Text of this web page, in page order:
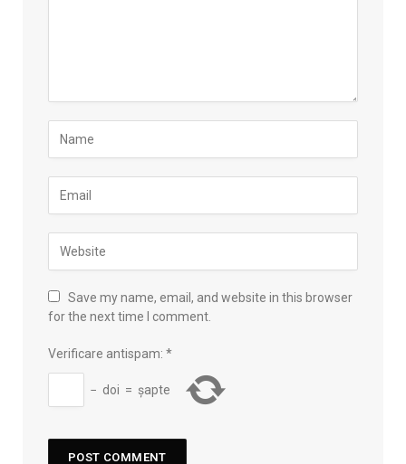
Save my name, email, and website in this browser
for the next time I comment.
Verificare antispam: *
− doi = șapte